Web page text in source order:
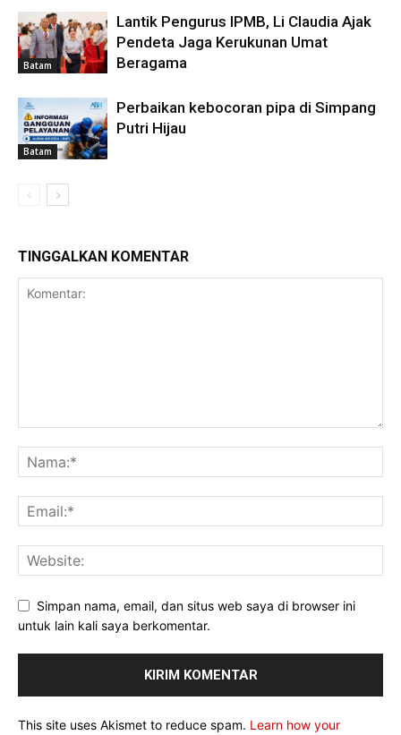
Batam
Lantik Pengurus IPMB, Li Claudia Ajak
Pendeta Jaga Kerukunan Umat
Beragama
Batam
Perbaikan kebocoran pipa di Simpang
Putri Hijau
TINGGALKAN KOMENTAR
Simpan nama, email, dan situs web saya di browser ini
untuk lain kali saya berkomentar.
This site uses Akismet to reduce spam. Learn how your